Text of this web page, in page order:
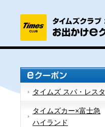
タイムズ スパ・レスタ
タイムズカー×富士急
ハイランド